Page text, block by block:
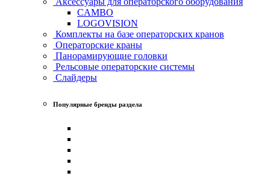
CAMBO
LOGOVISION
Комплекты на базе операторских кранов
Операторские краны
Панорамирующие головки
Рельсовые операторские системы
Слайдеры
Популярные бренды раздела